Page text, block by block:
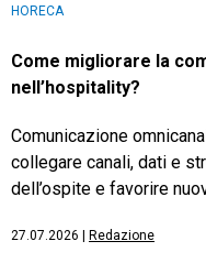
HORECA
Come migliorare la
nell’hospitality?
Comunicazione
collegare canali, dati e
dell’ospite e favorire
27.07.2026 Redazione